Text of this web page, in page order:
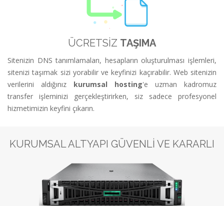
ÜCRETSİZ TAŞIMA
Sitenizin DNS tanımlamaları, hesapların oluşturulması işlemleri,
sitenizi taşımak sizi yorabilir ve keyfinizi kaçırabilir. Web sitenizin
verilerini aldığınız kurumsal hosting'e uzman kadromuz
transfer işleminizi gerçekleştirirken, siz sadece profesyonel
hizmetimizin keyfini çıkarın.
KURUMSAL ALTYAPI GÜVENLİ VE KARARLI